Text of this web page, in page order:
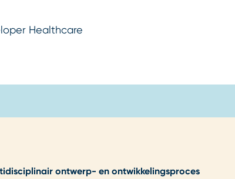
Healthcare
ontwerp- en ontwikkelingsproces